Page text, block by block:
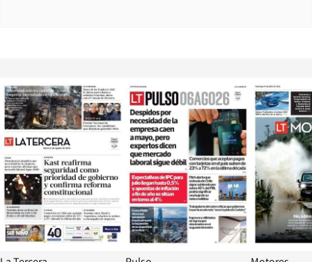
Opens in new window Opens in